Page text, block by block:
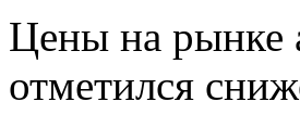
Цены на рынке
отметился